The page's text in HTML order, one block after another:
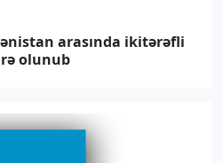
arasında ikitərəfli
olunub